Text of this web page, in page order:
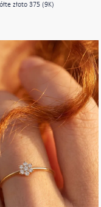
złoto 375 (9K)